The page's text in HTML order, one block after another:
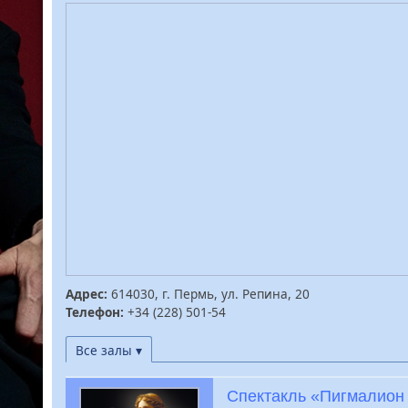
Адрес: 614030, г. Пермь, ул. Репина, 20
Телефон: +34 (228) 501-54
Все залы ▾
Спектакль